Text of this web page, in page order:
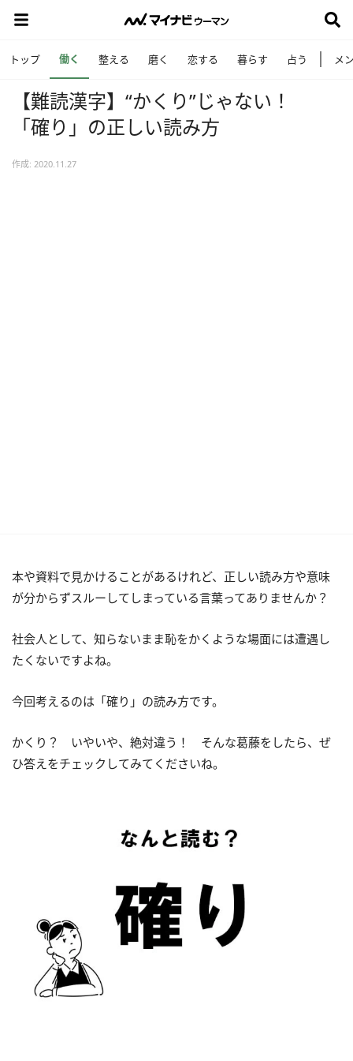
トップ 働く 整える 磨く 恋する 暮らす 占う メ
【難読漢字】“かくり”じゃない！
「確り」の正しい読み方
作成: 2020.11.27
本や資料で見かけることがあるけれど、正しい読み方や意味
が分からずスルーしてしまっている言葉ってありませんか？
社会人として、知らないまま恥をかくような場面には遭遇し
たくないですよね。
今回考えるのは「確り」の読み方です。
かくり？ いやいや、絶対違う！ そんな葛藤をしたら、ぜ
ひ答えをチェックしてみてくださいね。